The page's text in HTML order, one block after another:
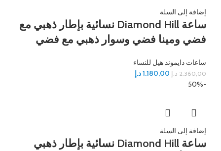
إضافة إلى السلة
ساعة Diamond Hill نسائية بإطار ذهبي مع
فضي ومينا فضي وسوار ذهبي مع فضي
ساعات دايموند هيل للنساء
2.360,00 د.إ 1.180,00د.إ
-50%
إضافة إلى السلة
ساعة Diamond Hill نسائية بإطار ذهبي